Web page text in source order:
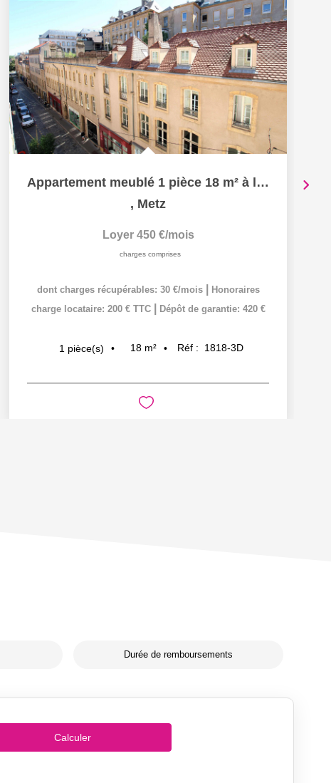
Appartement meublé 1 pièce 18 m² à louer à METZ hypercentre
, Metz
Loyer 450 €/mois
charges comprises
dont charges récupérables: 30 €/mois
Honoraires
charge locataire: 200 € TTC
Dépôt de garantie: 420 €
1 pièce(s) 18 m² Réf : 1818-3D
Durée de remboursements